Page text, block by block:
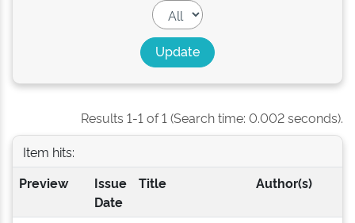
Results 1-1 of 1 (Search time: 0.002 seconds).
Item hits:
Preview
Issue
Date
Title Author(s)